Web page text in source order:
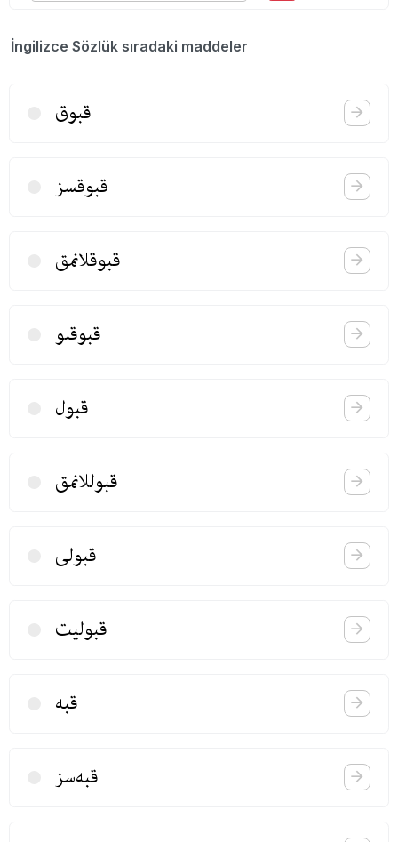
İngilizce Sözlük sıradaki maddeler
قبوق
قبوقسز
قبوقلانمق
قبوقلو
قبول
قبوللانمق
قبولی
قبولیت
قبه
قبه‌سز